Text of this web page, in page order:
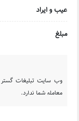
عیب و ایراد
مبلغ
وب سایت تبلیغات گستر
معامله شما ندارد.